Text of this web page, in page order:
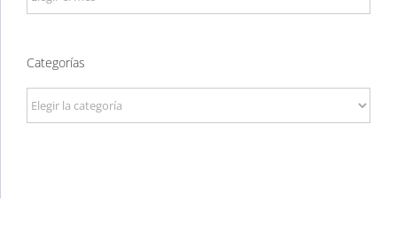
Categorías
Categorías